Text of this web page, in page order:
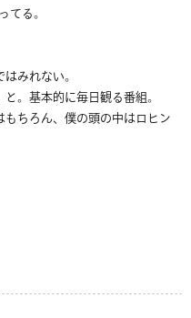
る。
みれない。
。基本的に毎日観る番組。
ちろん、僕の頭の中はロヒン